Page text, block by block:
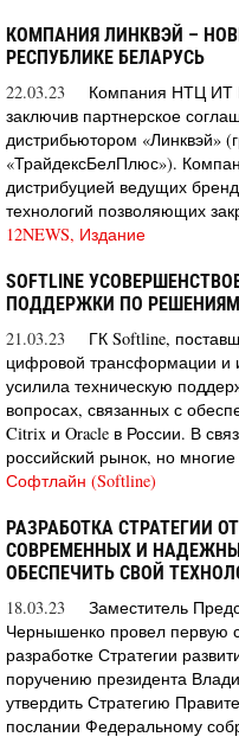
КОМПАНИЯ ЛИНКВЭЙ –
РЕСПУБЛИКЕ БЕЛАРУСЬ
22.03.23
Компания НТЦ ИТ
заключив партнерское
дистрибьютором «Линквэй»
«ТрайдексБелПлюс»).
дистрибуцией ведущих
технологий позволяющих
12NEWS, Издание
SOFTLINE
ПОДДЕРЖКИ ПО РЕШЕНИЯМ
21.03.23
ГК Softline,
цифровой трансформации и
усилила техническую
вопросах, связанных с
Citrix и Oracle в России. В
российский рынок, но
Софтлайн (Softline)
РАЗРАБОТКА СТРАТЕГИИ
СОВРЕМЕННЫХ И
ОБЕСПЕЧИТЬ СВОЙ
18.03.23
Заместитель
Чернышенко провел первую
разработке Стратегии
поручению президента
утвердить Стратегию
послании Федеральному